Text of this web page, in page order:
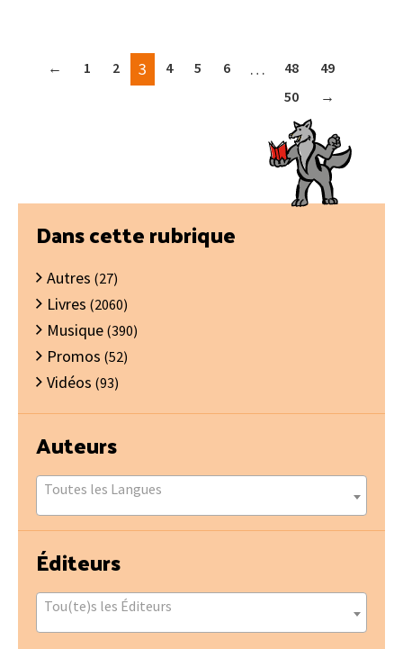
← 1 2 3 4 5 6 … 48
49
50
→
Barre
latérale
principale
Dans cette rubrique
Autres (27)
Livres (2060)
Musique (390)
Promos (52)
Vidéos (93)
Auteurs
Toutes les Langues
Éditeurs
Tou(te)s les Éditeurs